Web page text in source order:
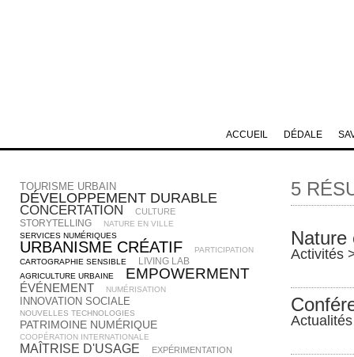
TOURISME URBAIN
DÉVELOPPEMENT DURABLE
CONCERTATION CULTURE
STORYTELLING
NATURE EN VILLE
SERVICES NUMÉRIQUES
URBANISME CRÉATIF
PARTICIPATION
CARTOGRAPHIE SENSIBLE
LIVING LAB
AGRICULTURE URBAINE EMPOWERMENT
ÉVÉNEMENT NUMÉRISATION
INNOVATION SOCIALE
NOUVELLES TECHNOLOGIES
PATRIMOINE NUMÉRIQUE
COOPÉRATION INTERNATIONALE
MAÎTRISE D'USAGE EXPÉRIMENTATION
5
Nature
Activités
Actualités
DÉDALE
ACCUEIL